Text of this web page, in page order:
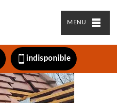
MENU
indisponible